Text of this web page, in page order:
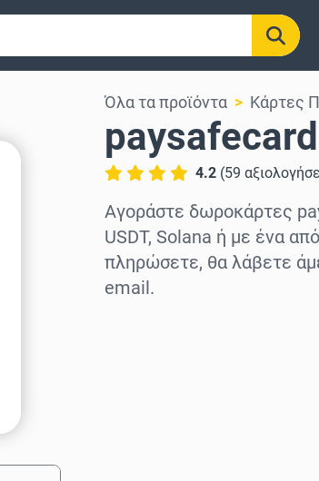
Όλα τα προϊόντα Κάρτες
4.2 (59
Αγοράστε δωροκάρτες
USDT, Solana ή με ένα
πληρώσετε, θα λάβετε
email.